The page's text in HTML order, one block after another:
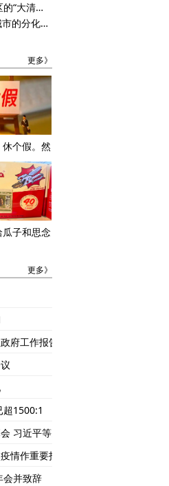
一则谣言与五张“红牌”：国家级经开区的“大清算”时刻
为什么佛山0.2%、合肥6.8%？万亿城市的分化，早在五年前就已注定
更多》
个假。然
钱呢？
子和思念
更多》
府工作报告
1500:1
情作重要指示
会并致辞